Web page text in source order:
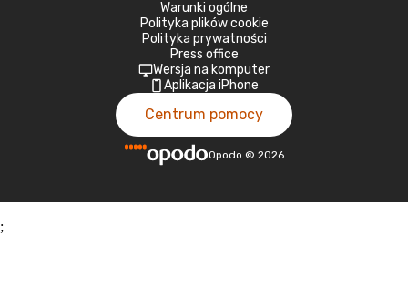
Warunki ogólne
Polityka plików cookie
Polityka prywatności
Press office
Wersja na komputer
Aplikacja iPhone
Centrum pomocy
Opodo © 2026
;